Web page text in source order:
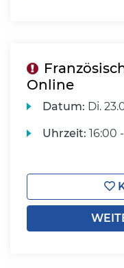
Online
Datum: Di.
Uhrzeit: 16:00